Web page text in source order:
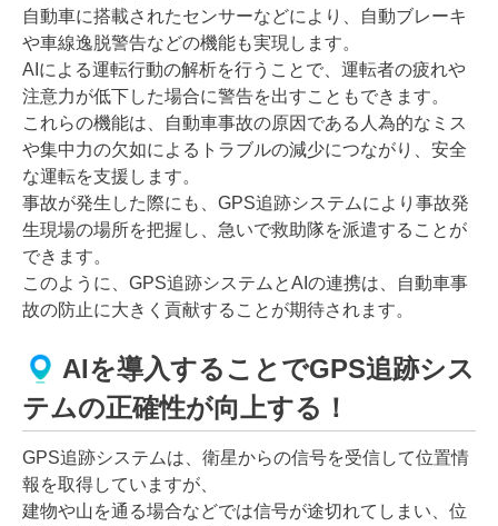
自動車に搭載されたセンサーなどにより、自動ブレーキ
や車線逸脱警告などの機能も実現します。
AIによる運転行動の解析を行うことで、運転者の疲れや
注意力が低下した場合に警告を出すこともできます。
これらの機能は、自動車事故の原因である人為的なミス
や集中力の欠如によるトラブルの減少につながり、安全
な運転を支援します。
事故が発生した際にも、GPS追跡システムにより事故発
生現場の場所を把握し、急いで救助隊を派遣することが
できます。
このように、GPS追跡システムとAIの連携は、自動車事
故の防止に大きく貢献することが期待されます。
AIを導入することでGPS追跡シス
テムの正確性が向上する！
GPS追跡システムは、衛星からの信号を受信して位置情
報を取得していますが、
建物や山を通る場合などでは信号が途切れてしまい、位